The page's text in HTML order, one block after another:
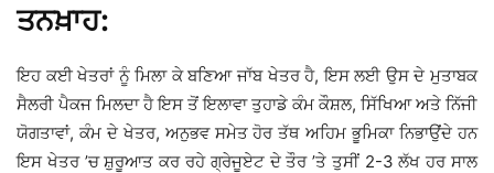
ਤਨਖ਼ਾਹ:
ਇਹ ਕਈ ਖੇਤਰਾਂ ਨੂੰ ਮਿਲਾ ਕੇ ਬਣਿਆ ਜਾੱਬ ਖੇਤਰ ਹੈ, ਇਸ ਲਈ ਉਸ ਦੇ ਮੁਤਾਬਕ
ਸੈਲਰੀ ਪੈਕਜ ਮਿਲਦਾ ਹੈ ਇਸ ਤੋਂ ਇਲਾਵਾ ਤੁਹਾਡੇ ਕੰਮ ਕੌਸ਼ਲ, ਸਿੱਖਿਆ ਅਤੇ ਨਿੱਜੀ
ਯੋਗਤਾਵਾਂ, ਕੰਮ ਦੇ ਖੇਤਰ, ਅਨੁਭਵ ਸਮੇਤ ਹੋਰ ਤੱਥ ਅਹਿਮ ਭੂਮਿਕਾ ਨਿਭਾਉਂਦੇ ਹਨ
ਇਸ ਖੇਤਰ ’ਚ ਸ਼ੁਰੂਆਤ ਕਰ ਰਹੇ ਗ੍ਰੇਜੂਏਟ ਦੇ ਤੌਰ ’ਤੇ ਤੁਸੀਂ 2-3 ਲੱਖ ਹਰ ਸਾਲ